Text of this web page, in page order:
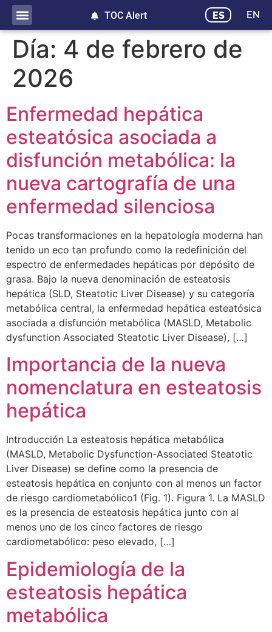
ES EN
TOC Alert
Día: 4 de febrero de
2026
Enfermedad hepática
esteatósica asociada a
disfunción metabólica: la
nueva cartografía de una
enfermedad silenciosa
Pocas transformaciones en la hepatología moderna han
tenido un eco tan profundo como la redefinición del
espectro de enfermedades hepáticas por depósito de
grasa. Bajo la nueva denominación de esteatosis
hepática (SLD, Steatotic Liver Disease) y su categoría
metabólica central, la enfermedad hepática esteatósica
asociada a disfunción metabólica (MASLD, Metabolic
dysfunction Associated Steatotic Liver Disease), […]
Importancia de la nueva
nomenclatura en esteatosis
hepática
Introducción La esteatosis hepática metabólica
(MASLD, Metabolic Dysfunction-Associated Steatotic
Liver Disease) se define como la presencia de
esteatosis hepática en conjunto con al menos un factor
de riesgo cardiometabólico1 (Fig. 1). Figura 1. La MASLD
es la presencia de esteatosis hepática junto con al
menos uno de los cinco factores de riesgo
cardiometabólico: peso elevado, […]
Epidemiología de la
esteatosis hepática
metabólica